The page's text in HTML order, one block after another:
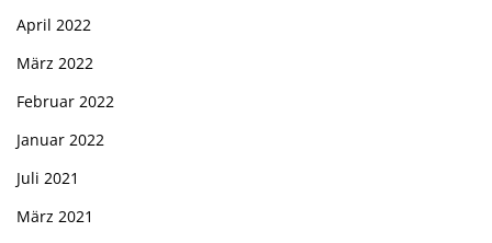
April 2022
März 2022
Februar 2022
Januar 2022
Juli 2021
März 2021